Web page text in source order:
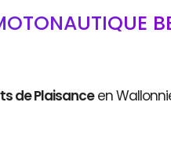
de Plaisanceen